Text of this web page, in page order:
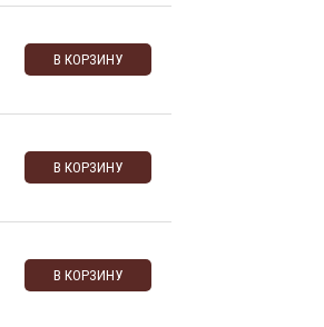
В КОРЗИНУ
В КОРЗИНУ
В КОРЗИНУ